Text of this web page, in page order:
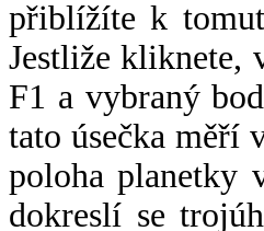
přiblížíte k
Jestliže kliknete,
F1 a vybraný
tato úsečka měří
poloha planetky
dokreslí se